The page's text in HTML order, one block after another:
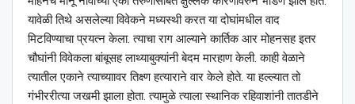
यावेळी तिथे असलेल्या विवेकने मध्यस्थी करत या दोघांमधील वाद
मिटविण्याचा प्रयत्न केला. त्याचा राग आल्याने कार्तिक आर मोहनसह इतर
चौघांनी विवेकला बांबूसह लाथ्याबुक्यांनी बेदम मारहाण केली. काही वेळाने
त्यातील एकाने त्याच्याावर तिक्ष्ण हत्याराने वार केले होते. या हल्ल्यात तो
गंभीररीत्या जखमी झाला होता. त्यामुळे त्याला स्थानिक रहिवाशांनी तातडीने